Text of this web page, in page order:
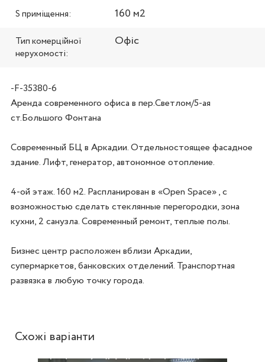
S приміщення: 160 м2
Тип комерційної
нерухомості:
Офіс
-F-35380-6
Аренда современного офиса в пер.Светлом/5-ая
ст.Большого Фонтана
Современный БЦ в Аркадии. Отдельностоящее фасадное
здание. Лифт, генератор, автономное отопление.
4-ой этаж. 160 м2. Распланирован в «Open Space» , с
возможностью сделать стеклянные перегородки, зона
кухни, 2 санузла. Современный ремонт, теплые полы.
Бизнес центр расположен вблизи Аркадии,
супермаркетов, банковских отделений. Транспортная
развязка в любую точку города.
Схожі варіанти